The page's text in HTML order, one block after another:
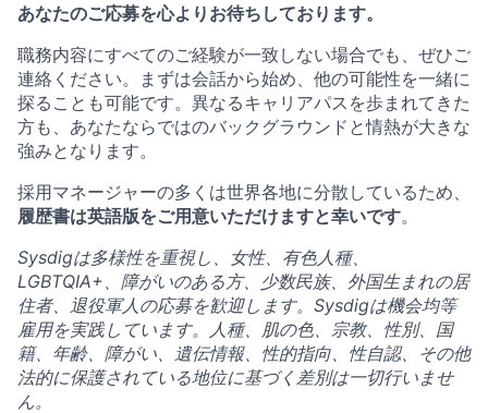
あなたのご応募を心よりお待ちしております。
職務内容にすべてのご経験が一致しない場合でも、ぜひご
連絡ください。まずは会話から始め、他の可能性を一緒に
探ることも可能です。異なるキャリアパスを歩まれてきた
方も、あなたならではのバックグラウンドと情熱が大きな
強みとなります。
採用マネージャーの多くは世界各地に分散しているため、
履歴書は英語版をご用意いただけますと幸いです。
Sysdigは多様性を重視し、女性、有色人種、
LGBTQIA+、障がいのある方、少数民族、外国生まれの居
住者、退役軍人の応募を歓迎します。Sysdigは機会均等
雇用を実践しています。人種、肌の色、宗教、性別、国
籍、年齢、障がい、遺伝情報、性的指向、性自認、その他
法的に保護されている地位に基づく差別は一切行いませ
ん。